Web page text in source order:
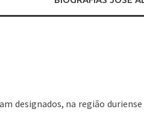
designados, na região duriense